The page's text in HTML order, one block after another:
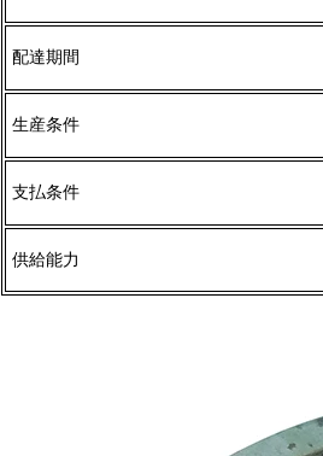
配達期間
生産条件
支払条件
供給能力